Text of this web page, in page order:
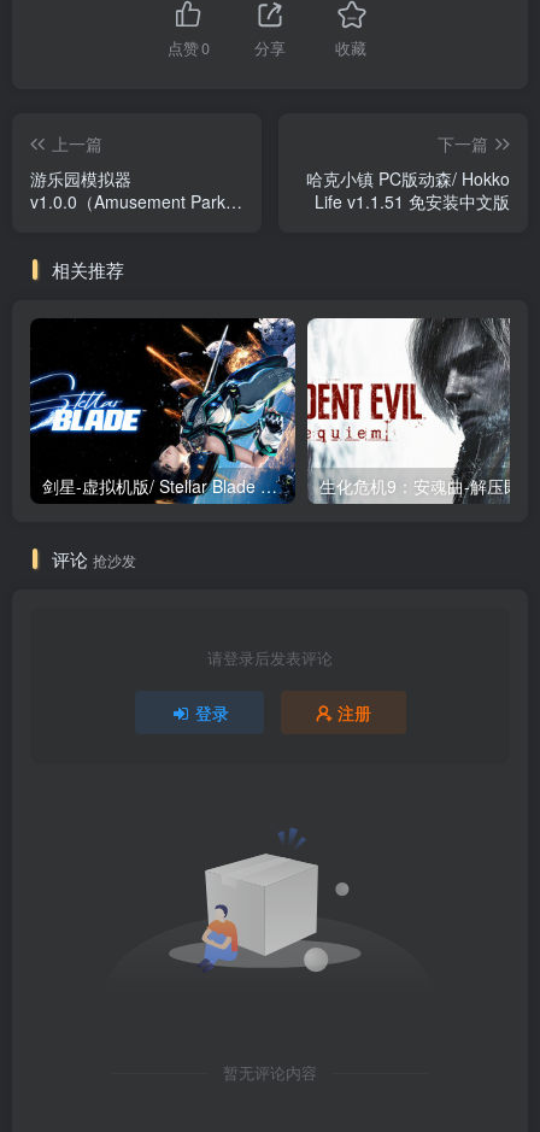
点赞0 分享 收藏
上一篇
游乐园模拟器
v1.0.0（Amusement Park
下一篇
哈克小镇 PC版动森/ Hokko
Life v1.1.51 免安装中文版
相关推荐
剑星-虚拟机版/ Stellar Blade v1.4.1|Build.19963153 终极版新补丁 送修改器 免安装中文版
评论 抢沙发
请登录后发表评论
登录 注册
暂无评论内容